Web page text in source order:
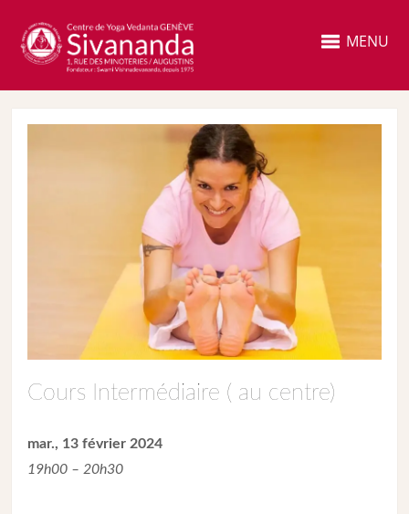
MENU
Cours Intermédiaire ( au centre)
mar., 13 février 2024
19h00 – 20h30